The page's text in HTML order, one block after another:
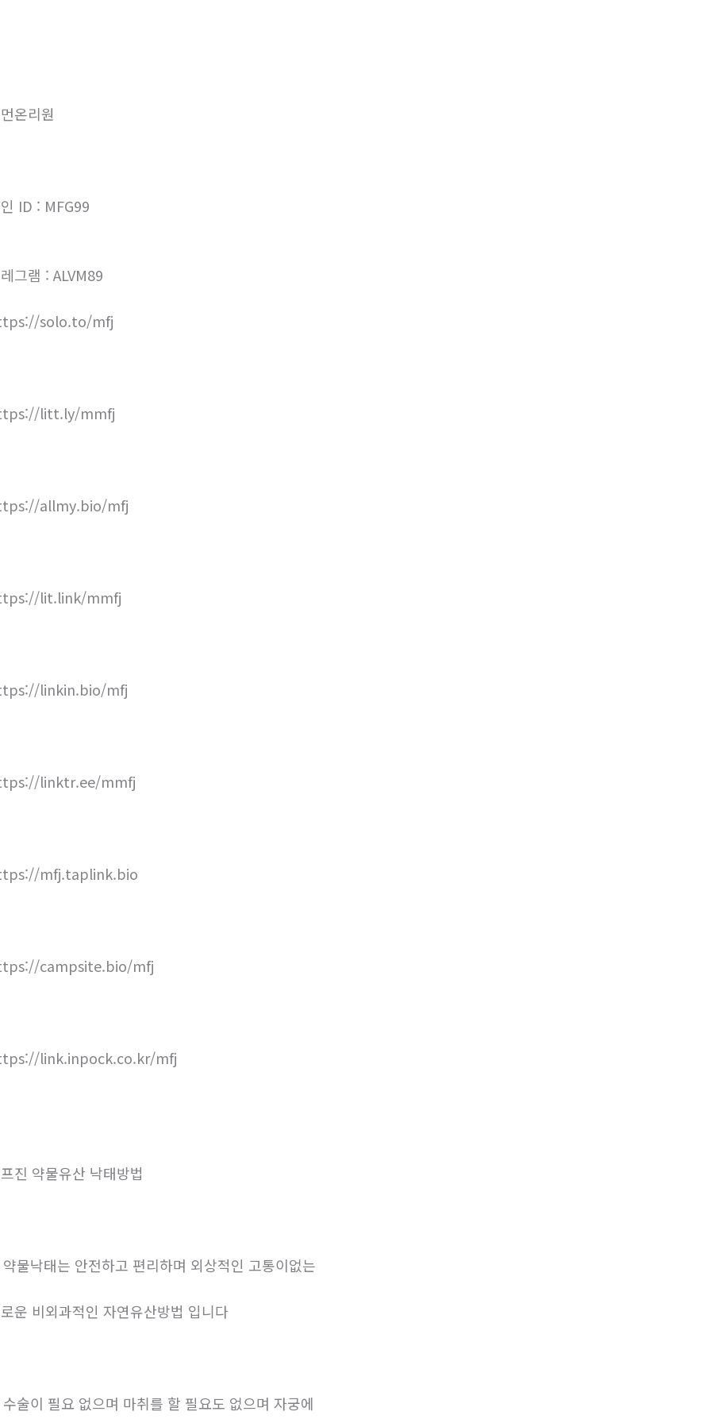
온리원
ID : MFG99
그램 : ALVM89
solo.to/mfj
litt.ly/mmfj
allmy.bio/mfj
lit.link/mmfj
linkin.bio/mfj
linktr.ee/mmfj
mfj.taplink.bio
campsite.bio/mfj
link.inpock.co.kr/mfj
진 약물유산 낙태방법
약물낙태는 안전하고 편리하며 외상적인 고통이없는
운 비외과적인 자연유산방법 입니다
술이 필요 없으며 마취를 할 필요도 없으며 자궁에